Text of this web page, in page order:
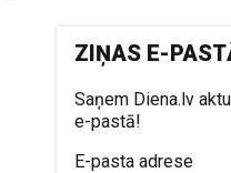
ZIŅAS E-
Saņem Diena.lv
e-pastā!
E-pasta adrese